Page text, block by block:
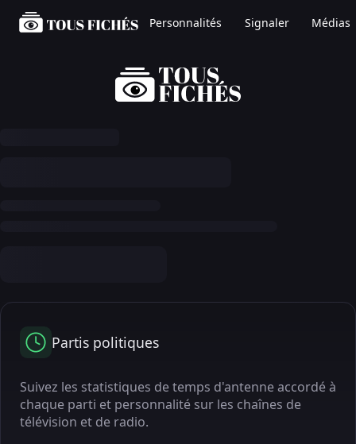
Personnalités Signaler Médias
Partis politiques
Suivez les statistiques de temps d'antenne accordé à
chaque parti et personnalité sur les chaînes de
télévision et de radio.